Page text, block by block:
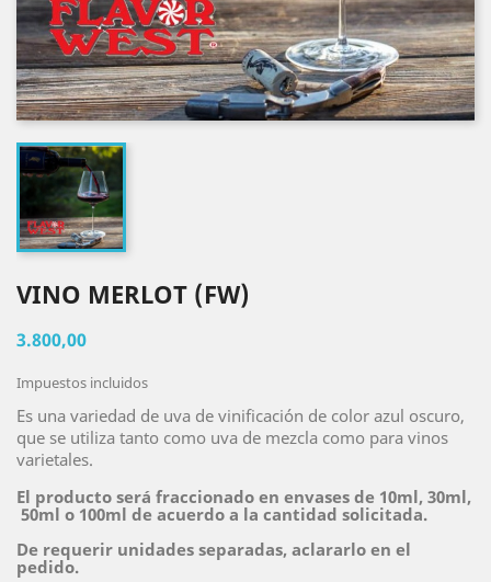
VINO MERLOT (FW)
3.800,00
Impuestos incluidos
Es una variedad de uva de vinificación de color azul oscuro,
que se utiliza tanto como uva de mezcla como para vinos
varietales.
El producto será fraccionado en envases de 10ml, 30ml,
50ml o 100ml de acuerdo a la cantidad solicitada.
De requerir unidades separadas, aclararlo en el
pedido.